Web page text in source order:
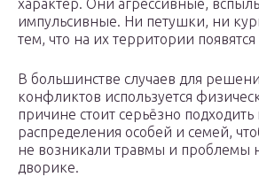
характер. Они агрессивные,
импульсивные. Ни петушки, ни
тем, что на их территории
В большинстве случаев для
конфликтов используется
причине стоит серьёзно подходить
распределения особей и семей,
не возникали травмы и проблемы
дворике.